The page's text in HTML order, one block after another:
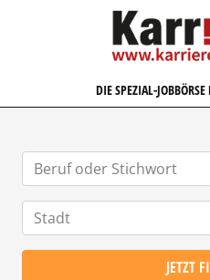
DIE SPEZIAL-
JETZT